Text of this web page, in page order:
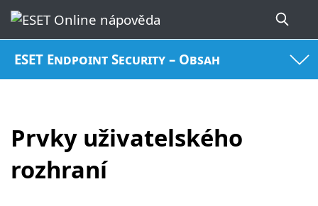
ESET Endpoint Security – Obsah
Prvky uživatelského
rozhraní